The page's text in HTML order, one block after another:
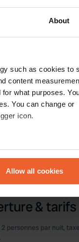
About
such as cookies to
content
what purposes.
You can change or
icon.
meters
our traffic. We also
who may combine it
Allow all cookies
km
& tarifs
personnes par nuit,